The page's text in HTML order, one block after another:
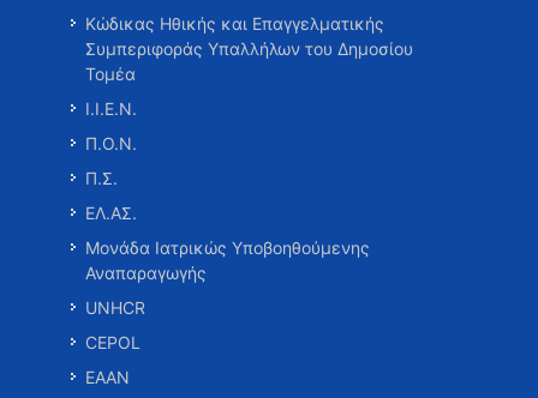
Κώδικας Ηθικής και Επαγγελματικής
Συμπεριφοράς Υπαλλήλων του Δημοσίου
Τομέα
Ι.Ι.Ε.Ν.
Π.Ο.Ν.
Π.Σ.
ΕΛ.ΑΣ.
Μονάδα Ιατρικώς Υποβοηθούμενης
Αναπαραγωγής
UNHCR
CEPOL
ΕΑΑΝ